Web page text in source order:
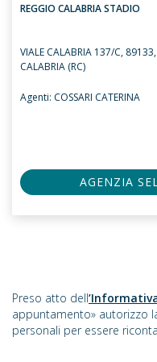
REGGIO CALABRIA STADIO
VIALE CALABRIA 137/C, 89133,
CALABRIA (RC)
Agenti: COSSARI CATERINA
AGENZIA
Preso atto dell
appuntamento» autorizzo
personali per essere